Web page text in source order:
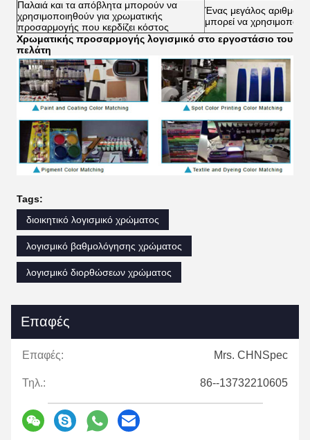
Παλαιά και τα απόβλητα μπορούν να
χρησιμοποιηθούν για χρωματικής
προσαρμογής που κερδίζει κόστος
Ένας μεγάλος αριθμός
μπορεί να
Χρωματικής προσαρμογής λογισμικό στο εργοστάσιο του
πελάτη
Tags:
διοικητικό λογισμικό χρώματος
λογισμικό βαθμολόγησης χρώματος
λογισμικό διορθώσεων χρώματος
Επαφές
Επαφές: Mrs. CHNSpec
Τηλ.: 86--13732210605